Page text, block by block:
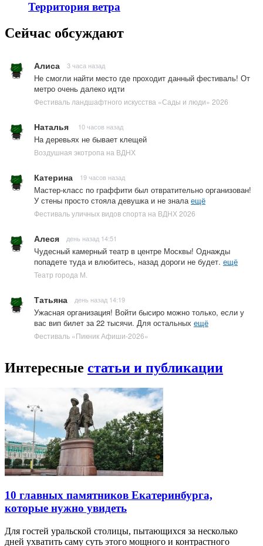
Территория ветра
Сейчас обсуждают
Алиса 3 часа назад
Не смогли найти место где проходит данный фестиваль! От
метро очень далеко идти
Фестиваль ландшафтного искусства «Сады и люди» 2026
Наталья 10 часов назад
На деревьях не бывает клещей
Воздушная экотропа на ВДНХ
Катерина 19 часов назад
Мастер-класс по граффити был отвратительно организован!
У стены просто стояла девушка и не зналаещё
Фестиваль уличных видов спорта на ВДНХ 2026
Алеся день назад 14:51
Чудесный камерный театр в центре Москвы! Однажды
попадете туда и влюбитесь, назад дороги не будет. ещё
Театр города М.
Татьяна день назад 14:19
Ужасная организация! Войти бысиро можно только, если у
вас вип билет за 22 тысячи. Для остальных ещё
Фестиваль «Пикник Афиши-2026»
Интересные статьи и публикации
10 главных памятников Екатеринбурга,
которые нужно увидеть
Для гостей уральской столицы, пытающихся за несколько
дней ухватить саму суть этого мощного и контрастного